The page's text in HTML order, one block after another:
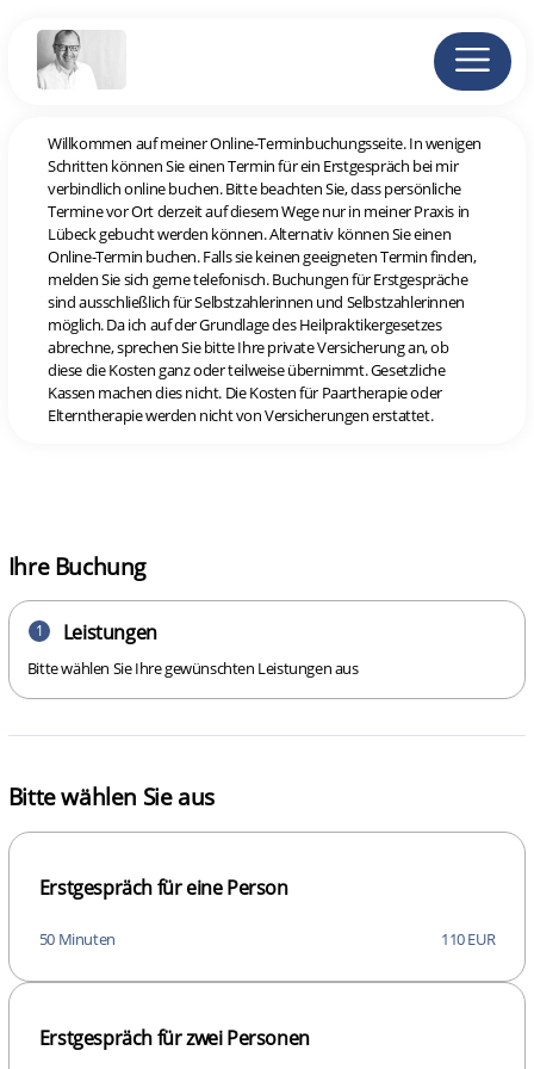
Willkommen auf meiner Online-Terminbuchungsseite. In wenigen
Schritten können Sie einen Termin für ein Erstgespräch bei mir
verbindlich online buchen. Bitte beachten Sie, dass persönliche
Termine vor Ort derzeit auf diesem Wege nur in meiner Praxis in
Lübeck gebucht werden können. Alternativ können Sie einen
Online-Termin buchen. Falls sie keinen geeigneten Termin finden,
melden Sie sich gerne telefonisch. Buchungen für Erstgespräche
sind ausschließlich für Selbstzahlerinnen und Selbstzahlerinnen
möglich. Da ich auf der Grundlage des Heilpraktikergesetzes
abrechne, sprechen Sie bitte Ihre private Versicherung an, ob
diese die Kosten ganz oder teilweise übernimmt. Gesetzliche
Kassen machen dies nicht. Die Kosten für Paartherapie oder
Elterntherapie werden nicht von Versicherungen erstattet.
Bitte wählen Sie aus
Erstgespräch für eine Person
50 Minuten 110 EUR
Erstgespräch für zwei Personen
Ihre Buchung
1 Leistungen
Bitte wählen Sie Ihre gewünschten Leistungen aus